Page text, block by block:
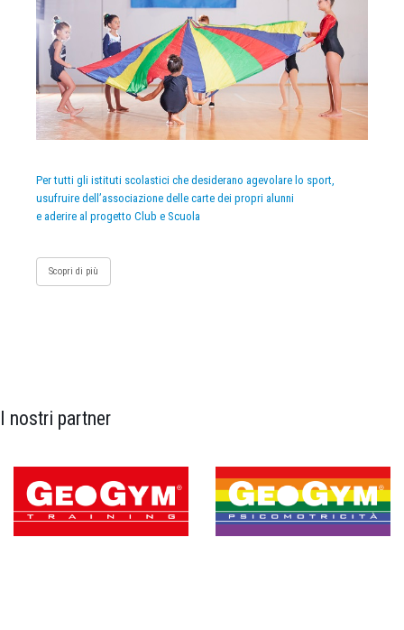
Per tutti gli istituti scolastici che desiderano agevolare lo sport,
usufruire dell’associazione delle carte dei propri alunni
e aderire al progetto Club e Scuola
Scopri di più
I nostri partner